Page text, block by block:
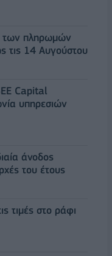
των πληρωμών
τις 14 Αυγούστου
Capital
υπηρεσιών
άνοδος
του έτους
τιμές στο ράφι